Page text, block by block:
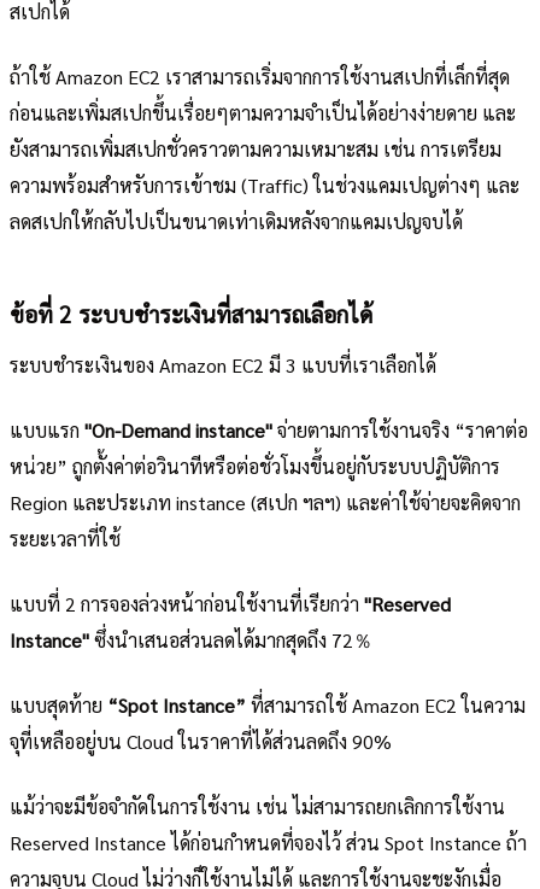
สเปกได้
ถ้าใช้ Amazon EC2 เราสามารถเริ่มจากการใช้งานสเปกที่เล็กที่สุด
ก่อนและเพิ่มสเปกขึ้นเรื่อยๆตามความจำเป็นได้อย่างง่ายดาย และ
ยังสามารถเพิ่มสเปกชั่วคราวตามความเหมาะสม เช่น การเตรียม
ความพร้อมสำหรับการเข้าชม (Traffic) ในช่วงแคมเปญต่างๆ และ
ลดสเปกให้กลับไปเป็นขนาดเท่าเดิมหลังจากแคมเปญจบได้
ข้อที่ 2 ระบบชำระเงินที่สามารถเลือกได้
ระบบชำระเงินของ Amazon EC2 มี 3 แบบที่เราเลือกได้
แบบแรก "On-Demand instance"จ่ายตามการใช้งานจริง “ราคาต่อ
หน่วย” ถูกตั้งค่าต่อวินาทีหรือต่อชั่วโมงขึ้นอยู่กับระบบปฏิบัติการ
Region และประเภท instance (สเปก ฯลฯ) และค่าใช้จ่ายจะคิดจาก
ระยะเวลาที่ใช้
แบบที่ 2 การจองล่วงหน้าก่อนใช้งานที่เรียกว่า "Reserved
Instance"ซึ่งนำเสนอส่วนลดได้มากสุดถึง 72％
แบบสุดท้าย “Spot Instance” ที่สามารถใช้ Amazon EC2 ในความ
จุที่เหลืออยู่บน Cloud ในราคาที่ได้ส่วนลดถึง 90%
แม้ว่าจะมีข้อจำกัดในการใช้งาน เช่น ไม่สามารถยกเลิกการใช้งาน
Reserved Instance ได้ก่อนกำหนดที่จองไว้ ส่วน Spot Instance ถ้า
ความจุบน Cloud ไม่ว่างก็ใช้งานไม่ได้ และการใช้งานจะชะงักเมื่อ